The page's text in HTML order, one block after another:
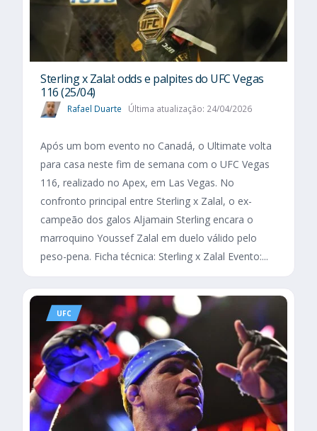
Sterling x Zalal: odds e palpites do UFC Vegas
116 (25/04)
Rafael Duarte Última atualização: 24/04/2026
Após um bom evento no Canadá, o Ultimate volta
para casa neste fim de semana com o UFC Vegas
116, realizado no Apex, em Las Vegas. No
confronto principal entre Sterling x Zalal, o ex-
campeão dos galos Aljamain Sterling encara o
marroquino Youssef Zalal em duelo válido pelo
peso-pena. Ficha técnica: Sterling x Zalal Evento:...
UFC